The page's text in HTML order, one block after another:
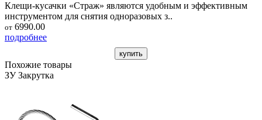
Клещи-кусачки «Страж» являются удобным и эффективным
инструментом для снятия одноразовых з..
от 6990.00
подробнее
купить
Похожие товары
ЗУ Закрутка